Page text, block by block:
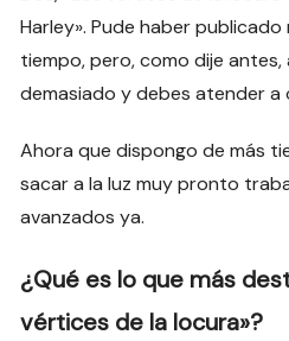
Harley». Pude haber
tiempo, pero, como dije antes,
demasiado y debes atender a
Ahora que dispongo de más
sacar a la luz muy pronto
avanzados ya.
¿Qué es lo que más
vértices de la locura»?